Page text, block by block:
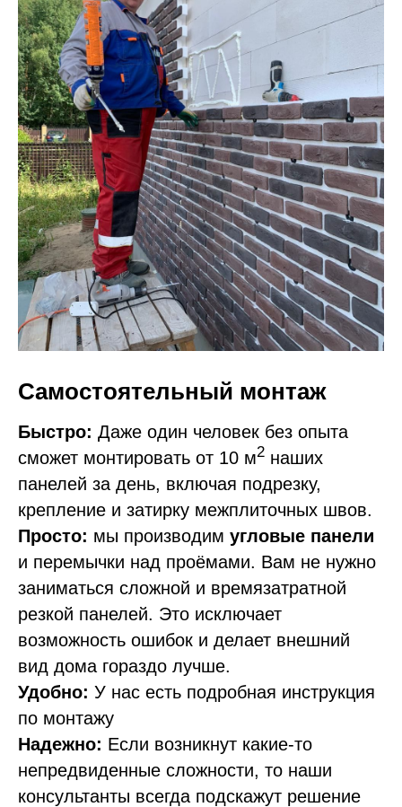
Самостоятельный монтаж
Быстро: Даже один человек без опыта
сможет монтировать от 10 м2 наших
панелей за день, включая подрезку,
крепление и затирку межплиточных швов.
Просто: мы производим угловые панели
и перемычки над проёмами. Вам не нужно
заниматься сложной и времязатратной
резкой панелей. Это исключает
возможность ошибок и делает внешний
вид дома гораздо лучше.
Удобно: У нас есть подробная инструкция
по монтажу
Надежно: Если возникнут какие-то
непредвиденные сложности, то наши
консультанты всегда подскажут решение